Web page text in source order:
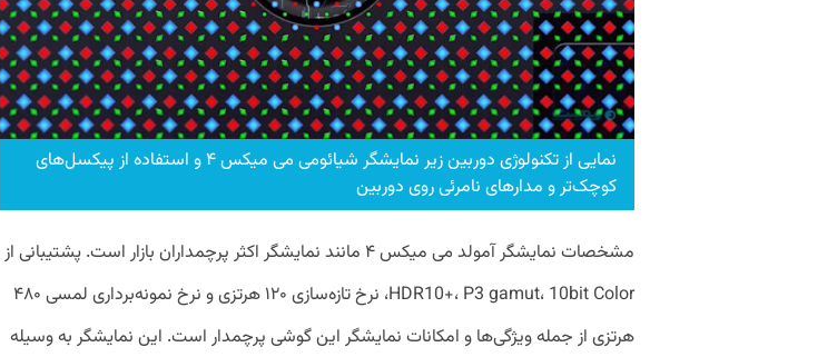
نمایی از تکنولوژی دوربین زیر نمایشگر شیائومی می میکس ۴ و استفاده از پیکسل‌های
کوچک‌تر و مدارهای نامرئی روی دوربین
مشخصات نمایشگر آمولد می میکس ۴ مانند نمایشگر اکثر پرچمداران بازار است. پشتیبانی از
HDR10+، P3 gamut، 10bit Color، نرخ تازه‌سازی ۱۲۰ هرتزی و نرخ نمونه‌برداری لمسی ۴۸۰
هرتزی از جمله ویژگی‌ها و امکانات نمایشگر این گوشی پرچمدار است. این نمایشگر به وسیله